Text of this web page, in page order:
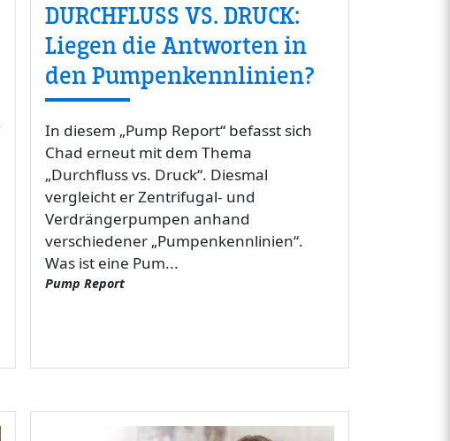
DURCHFLUSS VS. DRUCK:
Liegen die Antworten in
den Pumpenkennlinien?
In diesem „Pump Report“ befasst sich
Chad erneut mit dem Thema
„Durchfluss vs. Druck“. Diesmal
vergleicht er Zentrifugal- und
Verdrängerpumpen anhand
verschiedener „Pumpenkennlinien“.
Was ist eine Pum...
Pump Report